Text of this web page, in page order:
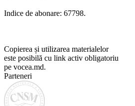
Indice de abonare: 67798.
Copierea și utilizarea materialelor
este posibilă cu link activ obligatoriu
pe vocea.md.
Parteneri